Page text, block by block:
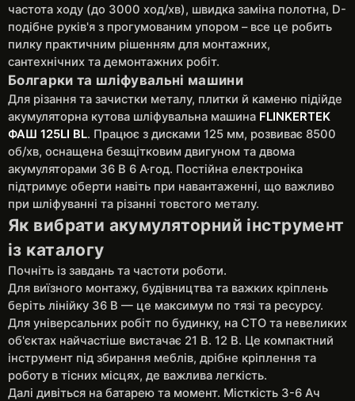
частота ходу (до 3000 ход/хв), швидка заміна полотна, D-
подібне руків'я з прогумованим упором – все це робить
пилку практичним рішенням для монтажних,
сантехнічних та демонтажних робіт.
Болгарки та шліфувальні машини
Для різання та зачистки металу, плитки й каменю підійде
акумуляторна кутова шліфувальна машина FLINKERTEK
ФАШ 125LI BL. Працює з дисками 125 мм, розвиває 8500
об/хв, оснащена безщітковим двигуном та двома
акумуляторами 36 В 6 А·год. Постійна електроніка
підтримує оберти навіть при навантаженні, що важливо
при шліфуванні та різанні товстого металу.
Як вибрати акумуляторний інструмент
із каталогу
Почніть із завдань та частоти роботи.
Для виїзного монтажу, будівництва та важких кріплень
беріть лінійку 36 В — це максимум по тязі та ресурсу.
Для універсальних робіт по будинку, на СТО та невеликих
об'єктах найчастіше вистачає 21 В. 12 В. Це компактний
інструмент під збирання меблів, дрібне кріплення та
роботу в тісних місцях, де важлива легкість.
Далі дивіться на батарею та момент. Місткість 3-6 Ач